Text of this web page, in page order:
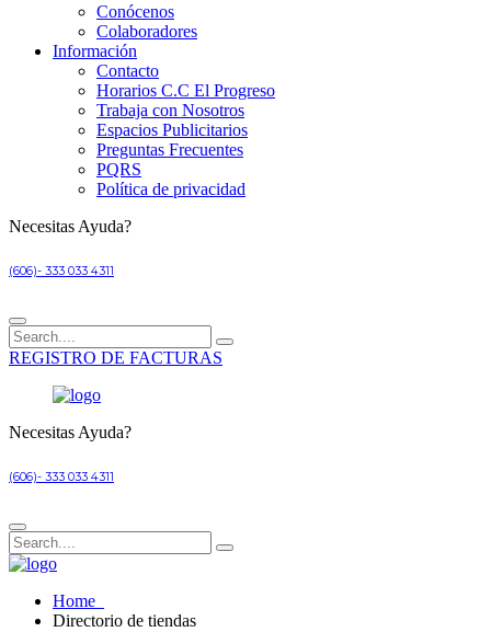
Conócenos
Colaboradores
Información
Contacto
Horarios C.C El Progreso
Trabaja con Nosotros
Espacios Publicitarios
Preguntas Frecuentes
PQRS
Política de privacidad
Necesitas Ayuda?
(606)- 333 033 4311
REGISTRO DE FACTURAS
Necesitas Ayuda?
(606)- 333 033 4311
Home
Directorio de tiendas